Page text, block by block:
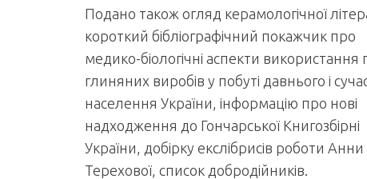
Подано також огляд керамологічної
короткий бібліографічний покажчик про
медико-біологічні аспекти використання
глиняних виробів у побуті давнього і
населення України, інформацію про нові
надходження до Гончарської Книгозбірні
України, добірку екслібрисів роботи Анни
Терехової, список добродійників.